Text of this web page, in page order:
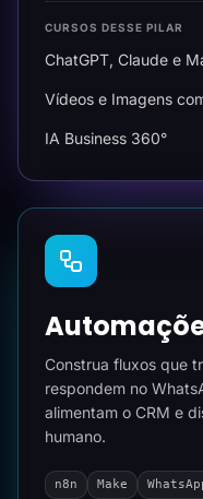
CURSOS DESSE PILAR
ChatGPT, Claude e
Vídeos e Imagens
IA Business 360°
Construa fluxos que
respondem no
alimentam o CRM e
humano.
n8n Make